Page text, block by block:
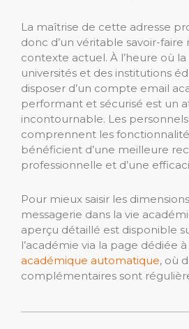
La maîtrise de cette adresse
donc d’un véritable savoir-
contexte actuel. À l’heure où
universités et des institutions
disposer d’un compte email
performant et sécurisé est un
incontournable. Les
comprennent les
bénéficient d’une meilleure
professionnelle et d’une
Pour mieux saisir les
messagerie dans la vie
aperçu détaillé est disponible
l’académie via la page dédiée à
académique automatique, où
complémentaires sont